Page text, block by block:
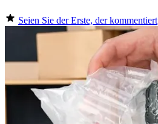
Seien Sie der Erste, der kommentiert